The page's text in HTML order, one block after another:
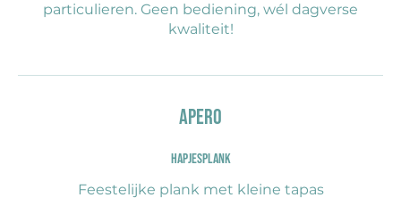
particulieren. Geen bediening, wél dagverse
kwaliteit!
Apero
Hapjesplank
Feestelijke plank met kleine tapas